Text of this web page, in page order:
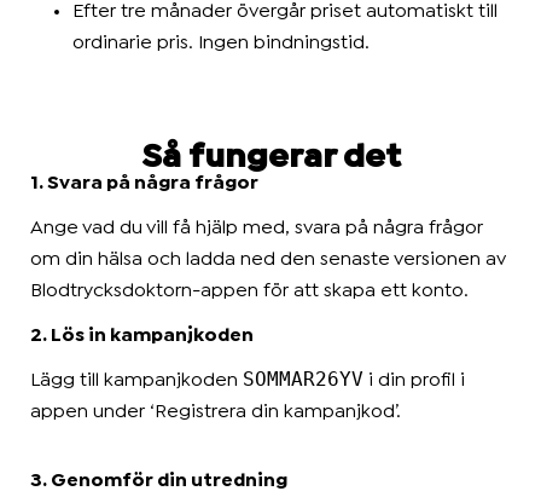
Efter tre månader övergår priset automatiskt till
ordinarie pris. Ingen bindningstid.
Så fungerar det
1. Svara på några frågor
Ange vad du vill få hjälp med, svara på några frågor
om din hälsa och ladda ned den senaste versionen av
Blodtrycksdoktorn-appen för att skapa ett konto.
2. Lös in kampanjkoden
Lägg till kampanjkoden SOMMAR26YV i din profil i
appen under ‘Registrera din kampanjkod’.
3. Genomför din utredning